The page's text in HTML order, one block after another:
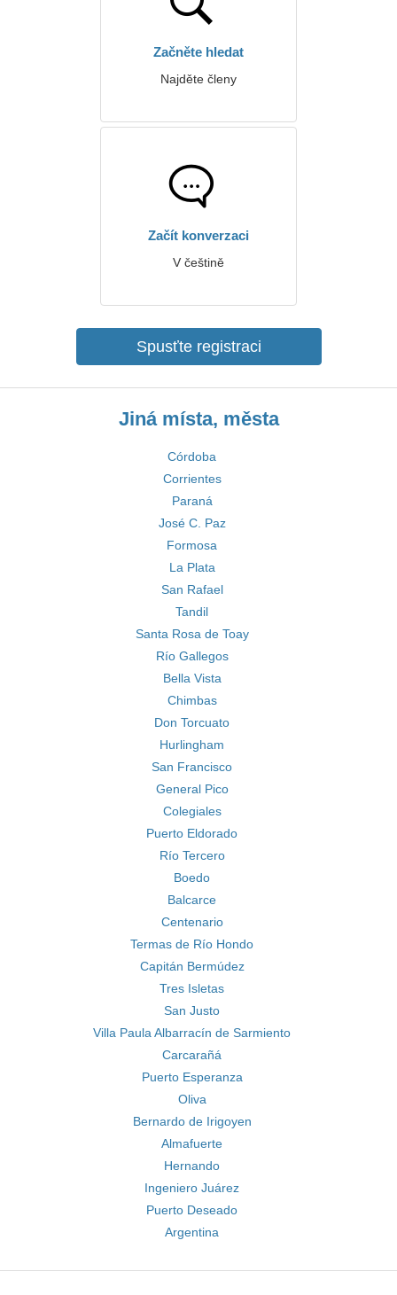
Začněte hledat
Najděte členy
Začít konverzaci
V češtině
Spusťte registraci
Jiná místa, města
Córdoba
Corrientes
Paraná
José C. Paz
Formosa
La Plata
San Rafael
Tandil
Santa Rosa de Toay
Río Gallegos
Bella Vista
Chimbas
Don Torcuato
Hurlingham
San Francisco
General Pico
Colegiales
Puerto Eldorado
Río Tercero
Boedo
Balcarce
Centenario
Termas de Río Hondo
Capitán Bermúdez
Tres Isletas
San Justo
Villa Paula Albarracín de Sarmiento
Carcarañá
Puerto Esperanza
Oliva
Bernardo de Irigoyen
Almafuerte
Hernando
Ingeniero Juárez
Puerto Deseado
Argentina